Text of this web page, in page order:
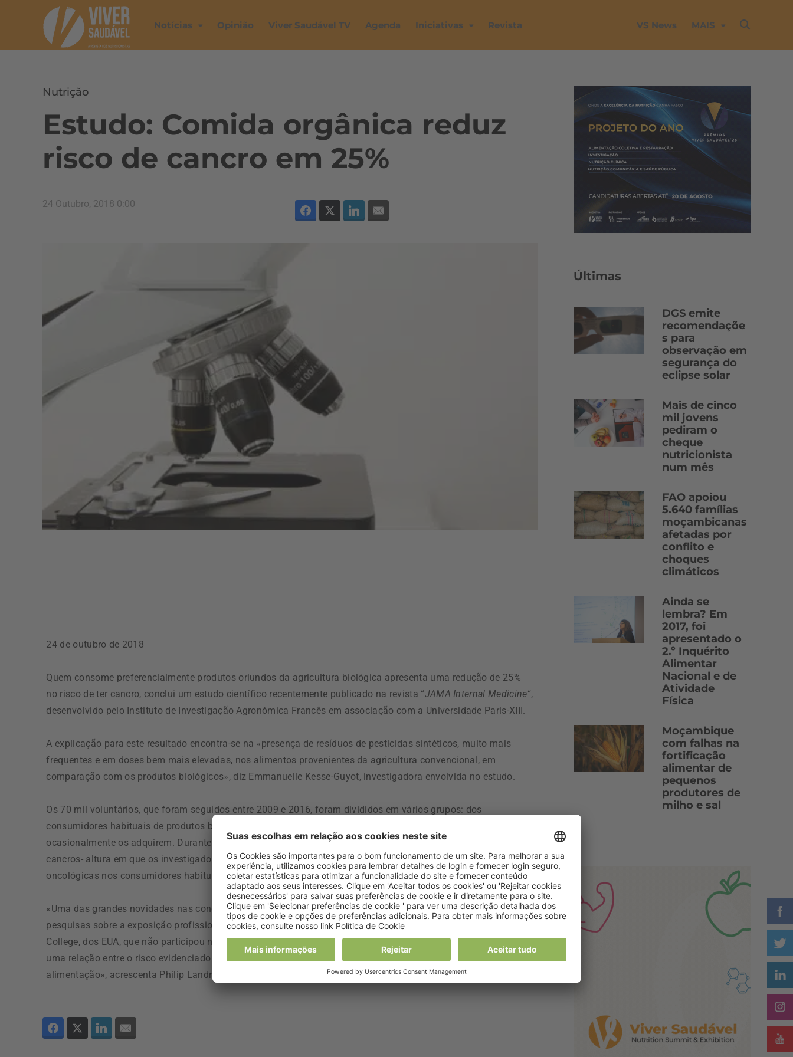
Notícias Opinião Viver Saudável TV Agenda Iniciativas Revista VS News MAIS
Nutrição
Estudo: Comida orgânica reduz
risco de cancro em 25%
24 Outubro, 2018 0:00
24 de outubro de 2018
Quem consome preferencialmente produtos oriundos da agricultura biológica apresenta uma redução de 25%
no risco de ter cancro, conclui um estudo científico recentemente publicado na revista “JAMA Internal Medicine“,
desenvolvido pelo Instituto de Investigação Agronómica Francês em associação com a Universidade Paris-XIII.
A explicação para este resultado encontra-se na «presença de resíduos de pesticidas sintéticos, muito mais
frequentes e em doses bem mais elevadas, nos alimentos provenientes da agricultura convencional, em
comparação com os produtos biológicos», diz Emmanuelle Kesse-Guyot, investigadora envolvida no estudo.
Os 70 mil voluntários, que foram seguidos entre 2009 e 2016, foram divididos em vários grupos: dos
consumidores habituais de produtos biológicos aos que nunca os compram, passando por aqueles que
ocasionalmente os adquirem. Durante os sete anos do estudo, surgiram no grupo de pesquisa 1.340 casos de
cancros- altura em que os investigadores detetaram a referida redução de risco de 25% de ter doenças
oncológicas nos consumidores habituais de alimentos biológicos.
«Uma das grandes novidades nas conclusões deste estudo é a ligação altamente coerente com os resultados de
pesquisas sobre a exposição profissional a pesticidas», diz o epidemiologista Philip Landrigan, do Boston
College, dos EUA, que não participou na investigação francesa. Fica agora «muito reforçada a possibilidade de
uma relação entre o risco evidenciado de doença oncológica e a presença de resíduos de pesticidas na
alimentação», acrescenta Philip Landrigan, citado pela revista “Visão”.
Últimas
DGS emite
recomendaçõe
s para
observação em
segurança do
eclipse solar
Mais de cinco
mil jovens
pediram o
cheque
nutricionista
num mês
FAO apoiou
5.640 famílias
moçambicanas
afetadas por
conflito e
choques
climáticos
Ainda se
lembra? Em
2017, foi
apresentado o
2.º Inquérito
Alimentar
Nacional e de
Atividade
Física
Moçambique
com falhas na
fortificação
alimentar de
pequenos
produtores de
milho e sal